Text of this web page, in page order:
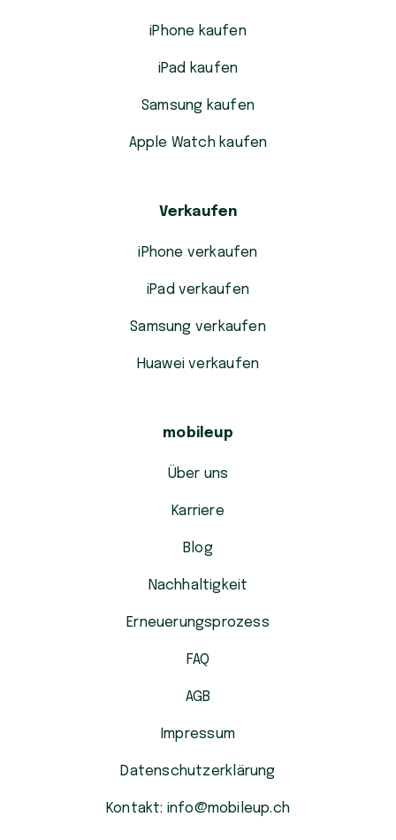
iPhone kaufen
iPad kaufen
Samsung kaufen
Apple Watch kaufen
Verkaufen
iPhone verkaufen
iPad verkaufen
Samsung verkaufen
Huawei verkaufen
mobileup
Über uns
Karriere
Blog
Nachhaltigkeit
Erneuerungsprozess
FAQ
AGB
Impressum
Datenschutzerklärung
Kontakt: info@mobileup.ch